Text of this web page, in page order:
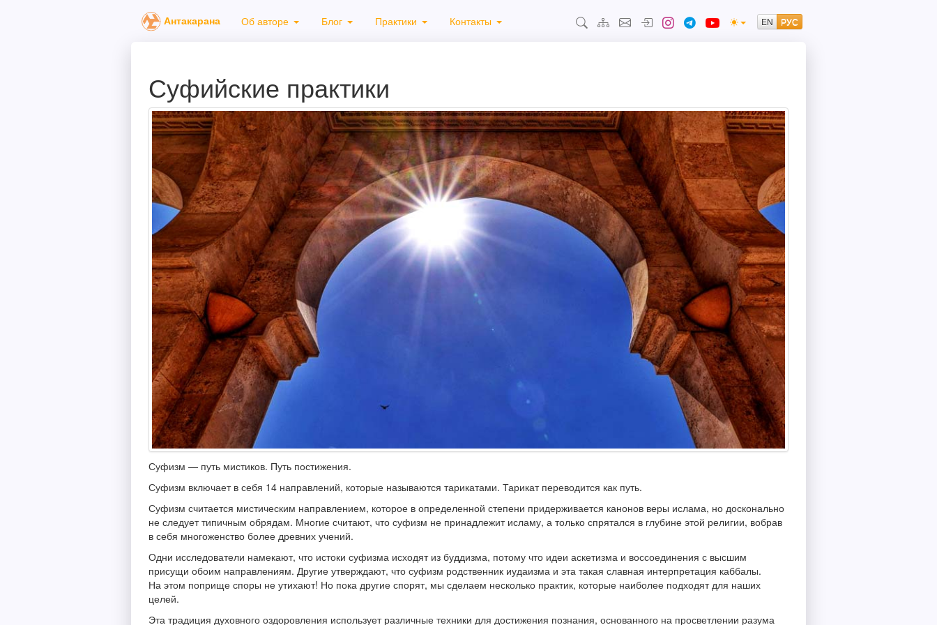
Антакарана Об авторе Блог Практики Контакты
Суфийские практики
Суфизм — путь мистиков. Путь постижения.
Суфизм включает в себя 14 направлений, которые называются тарикатами. Тарикат переводится как путь.
Суфизм считается мистическим направлением, которое в определенной степени придерживается канонов веры ислама, но досконально
не следует типичным обрядам. Многие считают, что суфизм не принадлежит исламу, а только спрятался в глубине этой религии, вобрав
в себя многоженство более древних учений.
Одни исследователи намекают, что истоки суфизма исходят из буддизма, потому что идеи аскетизма и воссоединения с высшим
присущи обоим направлениям. Другие утверждают, что суфизм родственник иудаизма и эта такая славная интерпретация каббалы.
На этом поприще споры не утихают! Но пока другие спорят, мы сделаем несколько практик, которые наиболее подходят для наших
целей.
Эта традиция духовного оздоровления использует различные техники для достижения познания, основанного на просветлении разума